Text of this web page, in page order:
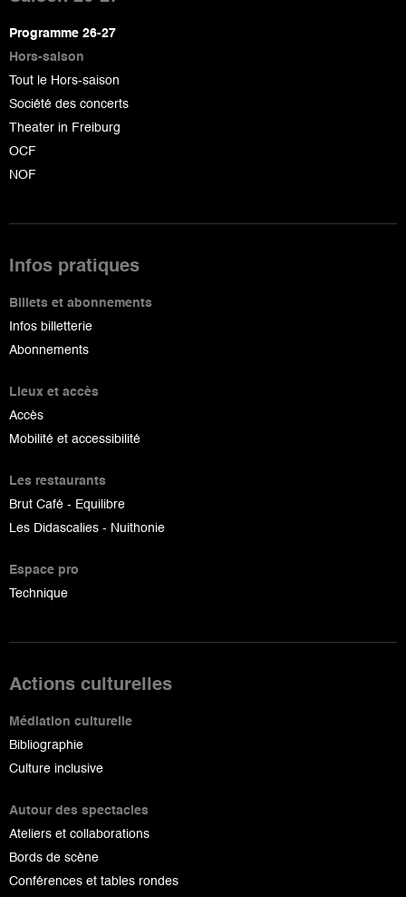
page
Programme 26-27
Hors-saison
Tout le Hors-saison
Société des concerts
Theater in Freiburg
OCF
NOF
Infos pratiques
Billets et abonnements
Infos billetterie
Abonnements
Lieux et accès
Accès
Mobilité et accessibilité
Les restaurants
Brut Café - Equilibre
Les Didascalies - Nuithonie
Espace pro
Technique
Actions culturelles
Médiation culturelle
Bibliographie
Culture inclusive
Autour des spectacles
Ateliers et collaborations
Bords de scène
Conférences et tables rondes